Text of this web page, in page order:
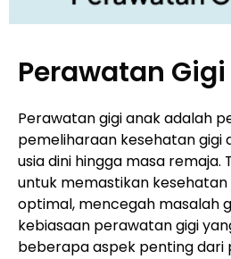
Perawatan
Perawatan gigi anak adalah
pemeliharaan kesehatan gigi
usia dini hingga masa remaja.
untuk memastikan kesehatan
optimal, mencegah masalah
kebiasaan perawatan gigi
beberapa aspek penting dari